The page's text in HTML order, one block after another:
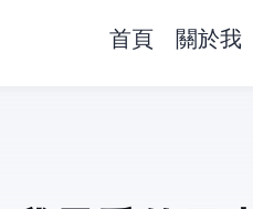
首頁 關於我